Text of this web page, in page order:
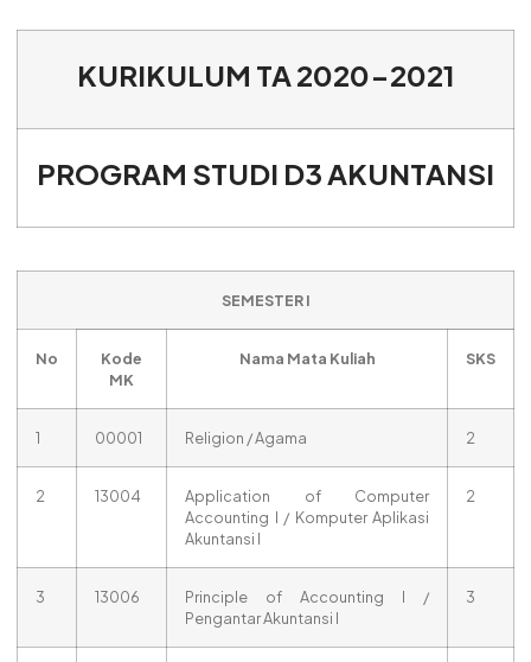
KURIKULUM TA 2020-2021
PROGRAM STUDI D3 AKUNTANSI
SEMESTER I
No
Kode
MK
Nama Mata Kuliah SKS
1 00001 Religion / Agama 2
2 13004
Application of Computer
Accounting I / Komputer Aplikasi
Akuntansi I
2
3 13006
Principle of Accounting I /
Pengantar Akuntansi I
3